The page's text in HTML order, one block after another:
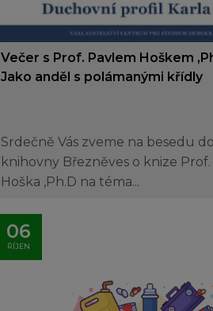
Večer s Prof. Pavlem Hoškem
Jako anděl s polámanými křídly
Srdečně Vás zveme na besedu do
knihovny Březněves o knize Prof.
Hoška ,Ph.D na téma...
06
ŘÍJEN